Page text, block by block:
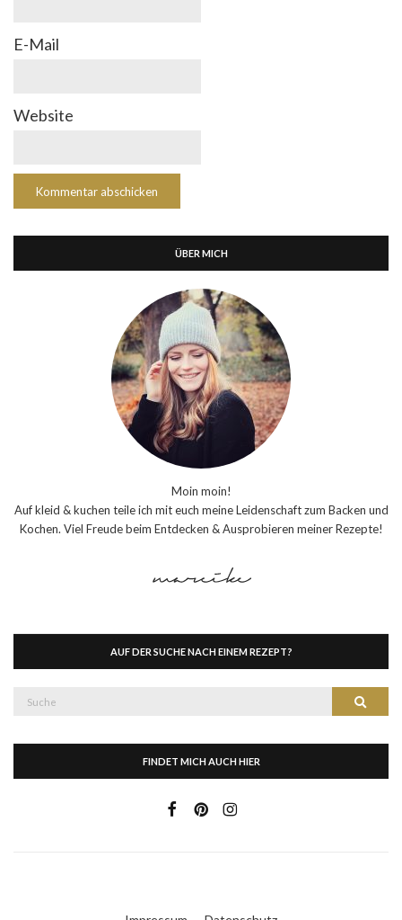
E-Mail
Website
ÜBER MICH
Moin moin!
Auf kleid & kuchen teile ich mit euch meine Leidenschaft zum Backen und
Kochen. Viel Freude beim Entdecken & Ausprobieren meiner Rezepte!
AUF DER SUCHE NACH EINEM REZEPT?
Suche
FINDET MICH AUCH HIER